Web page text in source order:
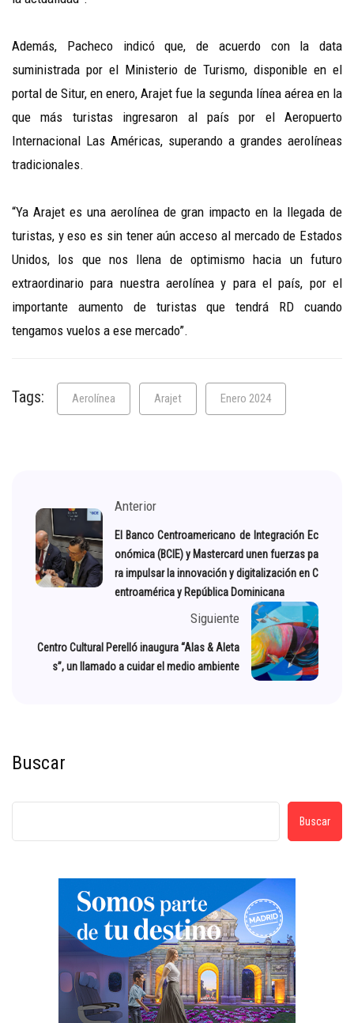
Además, Pacheco indicó que, de acuerdo con la data
suministrada por el Ministerio de Turismo, disponible en el
portal de Situr, en enero, Arajet fue la segunda línea aérea en la
que más turistas ingresaron al país por el Aeropuerto
Internacional Las Américas, superando a grandes aerolíneas
tradicionales.
“Ya Arajet es una aerolínea de gran impacto en la llegada de
turistas, y eso es sin tener aún acceso al mercado de Estados
Unidos, los que nos llena de optimismo hacia un futuro
extraordinario para nuestra aerolínea y para el país, por el
importante aumento de turistas que tendrá RD cuando
tengamos vuelos a ese mercado”.
Tags: Aerolínea Arajet Enero 2024
Anterior
El Banco Centroamericano de Integración Ec
onómica (BCIE) y Mastercard unen fuerzas pa
ra impulsar la innovación y digitalización en C
entroamérica y República Dominicana
Siguiente
Centro Cultural Perelló inaugura “Alas & Aleta
s”, un llamado a cuidar el medio ambiente
Buscar
Buscar